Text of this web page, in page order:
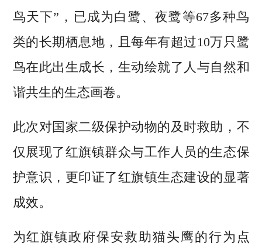
鸟天下”，已成为白鹭、夜鹭等67多种鸟
类的长期栖息地，且每年有超过10万只鹭
鸟在此出生成长，生动绘就了人与自然和
谐共生的生态画卷。
此次对国家二级保护动物的及时救助，不
仅展现了红旗镇群众与工作人员的生态保
护意识，更印证了红旗镇生态建设的显著
成效。
为红旗镇政府保安救助猫头鹰的行为点